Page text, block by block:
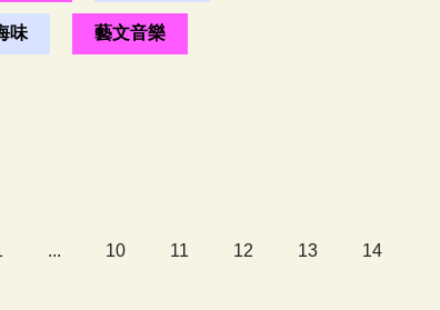
味 藝文音樂
... 10 11 12 13 14